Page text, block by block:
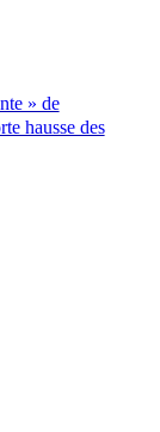
» de
hausse des